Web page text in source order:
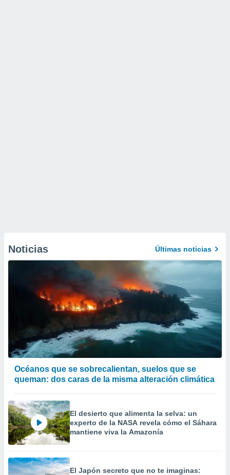
Noticias Últimas noticias
Océanos que se sobrecalientan, suelos que se
queman: dos caras de la misma alteración climática
El desierto que alimenta la selva: un
experto de la NASA revela cómo el Sáhara
mantiene viva la Amazonía
El Japón secreto que no te imaginas: